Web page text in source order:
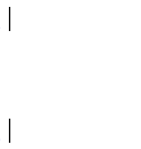
|
|